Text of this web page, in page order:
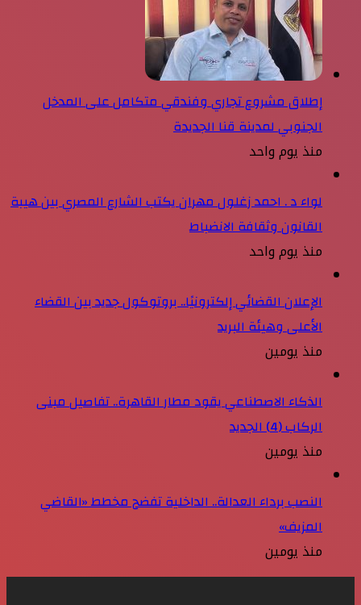
إطلاق مشروع تجاري وفندقي متكامل على المدخل
الجنوبي لمدينة قنا الجديدة
منذ يوم واحد
لواء د . احمد زغلول مهران يكتب الشارع المصري بين هيبة
القانون وثقافة الانضباط
منذ يوم واحد
الإعلان القضائي إلكترونيًا.. بروتوكول جديد بين القضاء
الأعلى وهيئة البريد
منذ يومين
الذكاء الاصطناعي يقود مطار القاهرة.. تفاصيل مبنى
الركاب (4) الجديد
منذ يومين
النصب برداء العدالة.. الداخلية تفضح مخطط «القاضي
المزيف»
منذ يومين